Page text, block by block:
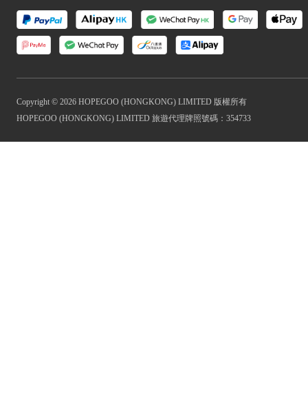
Copyright © 2026 HOPEGOO (HONGKONG) LIMITED 版權所有
HOPEGOO (HONGKONG) LIMITED 旅遊代理牌照號碼：354733